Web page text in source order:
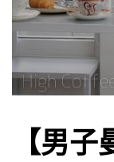
【男